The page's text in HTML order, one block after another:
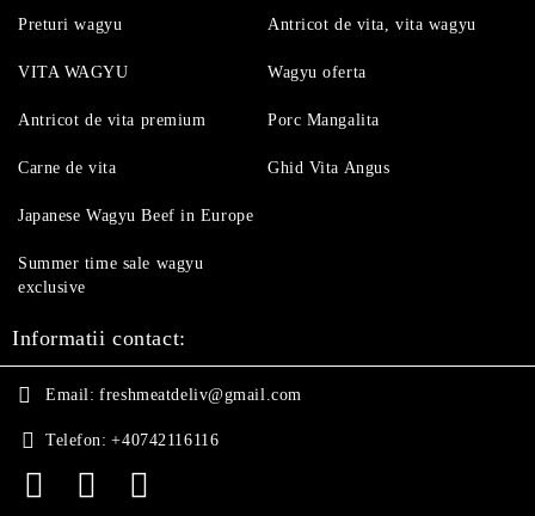
Preturi wagyu
VITA WAGYU
Antricot de vita premium
Carne de vita
Antricot de vita, vita wagyu
Wagyu oferta
Porc Mangalita
Ghid Vita Angus
Japanese Wagyu Beef in Europe
Summer time sale wagyu
exclusive
Informatii contact:
Email: freshmeatdeliv@gmail.com
Telefon: +40742116116